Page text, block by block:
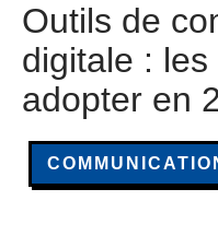
Outils de
digitale :
adopter en